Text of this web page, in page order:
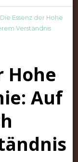
Die Essenz der Hohe
Verständnis
Hohe
Auf